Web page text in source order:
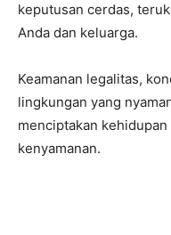
keputusan cerdas,
Anda dan keluarga.
Keamanan legalitas,
lingkungan yang
menciptakan
kenyamanan.